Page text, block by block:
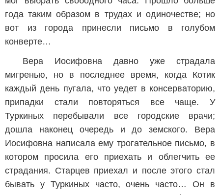
года таким образом в трудах и одиночестве; но
вот из города принесли письмо в голубом
конверте…
Вера Иосифовна давно уже страдала
мигренью, но в последнее время, когда Котик
каждый день пугала, что уедет в консерваторию,
припадки стали повторяться все чаще. У
Туркиных перебывали все городские врачи;
дошла наконец очередь и до земского. Вера
Иосифовна написала ему трогательное письмо, в
котором просила его приехать и облегчить ее
страдания. Старцев приехал и после этого стал
бывать у Туркиных часто, очень часто… Он в